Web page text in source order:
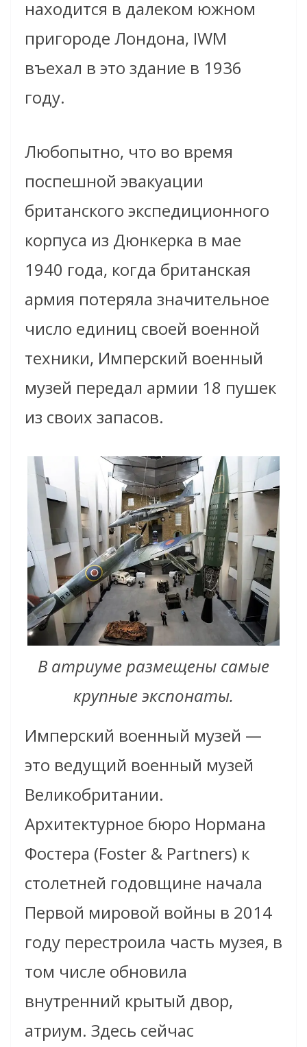
находится в далеком южном
пригороде Лондона, IWM
въехал в это здание в 1936
году.
Любопытно, что во время
поспешной эвакуации
британского экспедиционного
корпуса из Дюнкерка в мае
1940 года, когда британская
армия потеряла значительное
число единиц своей военной
техники, Имперский военный
музей передал армии 18 пушек
из своих запасов.
В атриуме размещены самые
крупные экспонаты.
Имперский военный музей —
это ведущий военный музей
Великобритании.
Архитектурное бюро Нормана
Фостера (Foster & Partners) к
столетней годовщине начала
Первой мировой войны в 2014
году перестроила часть музея, в
том числе обновила
внутренний крытый двор,
атриум. Здесь сейчас